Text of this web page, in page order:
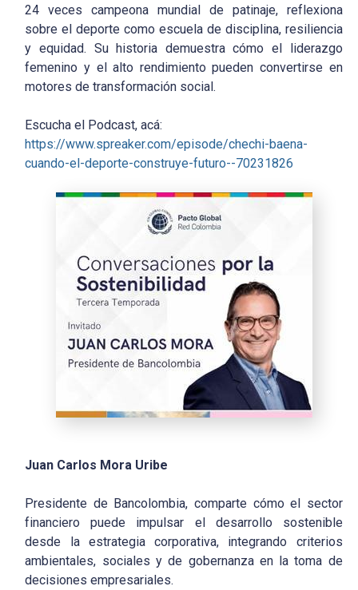
24 veces campeona mundial de patinaje, reflexiona
sobre el deporte como escuela de disciplina, resiliencia
y equidad. Su historia demuestra cómo el liderazgo
femenino y el alto rendimiento pueden convertirse en
motores de transformación social.
Escucha el Podcast, acá:
https://www.spreaker.com/episode/chechi-baena-
cuando-el-deporte-construye-futuro--70231826
Juan Carlos Mora Uribe
Presidente de Bancolombia, comparte cómo el sector
financiero puede impulsar el desarrollo sostenible
desde la estrategia corporativa, integrando criterios
ambientales, sociales y de gobernanza en la toma de
decisiones empresariales.